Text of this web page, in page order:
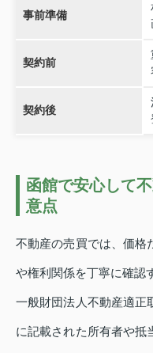
事前準備
契約前
契約後
函館で安心して
意点
不動産の売買では、価格
や権利関係を丁寧に確認
一般財団法人不動産適正
に記載された所有者や抵